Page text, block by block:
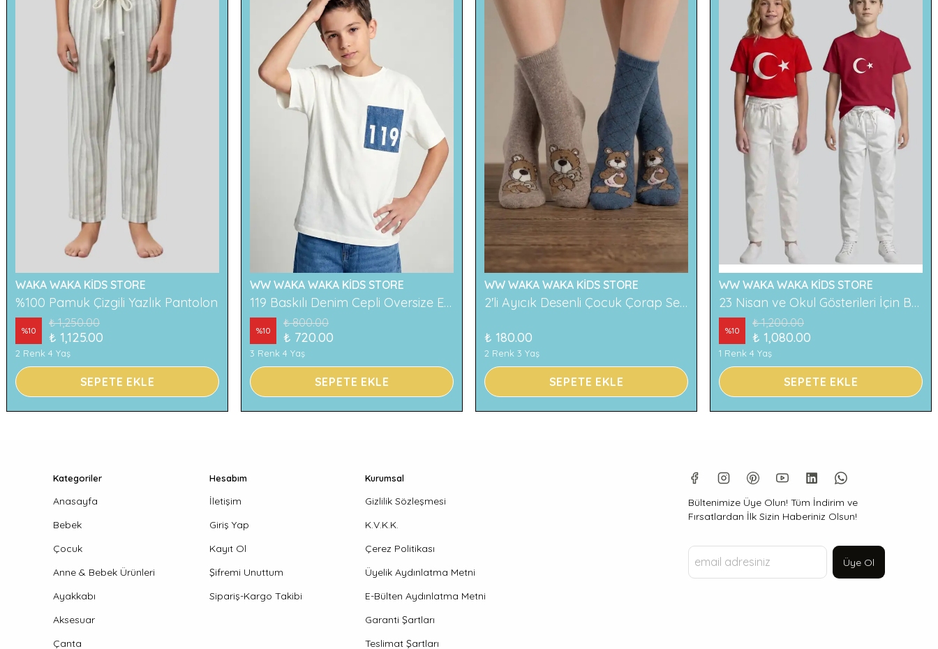
WAKA WAKA KİDS STORE
%100 Pamuk Çizgili Yazlık Pantolon
%10
₺ 1,250.00
₺ 1,125.00
2 Renk 4 Yaş
SEPETE EKLE
WW WAKA WAKA KİDS STORE
119 Baskılı Denim Cepli Oversize Erkek Çocuk Tişört
%10
₺ 800.00
₺ 720.00
3 Renk 4 Yaş
SEPETE EKLE
WW WAKA WAKA KİDS STORE
2'li Ayıcık Desenli Çocuk Çorap Seti Renkli ve Eğlenceli Desenler Rahat ve Yumuşak Kumaş
₺ 180.00
2 Renk 3 Yaş
SEPETE EKLE
WW WAKA WAKA KİDS STORE
23 Nisan ve Okul Gösterileri İçin Beyaz Çocuk Pantolonu
%10
₺ 1,200.00
₺ 1,080.00
1 Renk 4 Yaş
SEPETE EKLE
Kategoriler
Anasayfa
Bebek
Çocuk
Anne & Bebek Ürünleri
Ayakkabı
Aksesuar
Çanta
Hesabım
İletişim
Giriş Yap
Kayıt Ol
Şifremi Unuttum
Sipariş-Kargo Takibi
Kurumsal
Gizlilik Sözleşmesi
K.V.K.K.
Çerez Politikası
Üyelik Aydınlatma Metni
E-Bülten Aydınlatma Metni
Garanti Şartları
Teslimat Şartları
Bültenimize Üye Olun! Tüm İndirim ve
Fırsatlardan İlk Sizin Haberiniz Olsun!
Üye Ol